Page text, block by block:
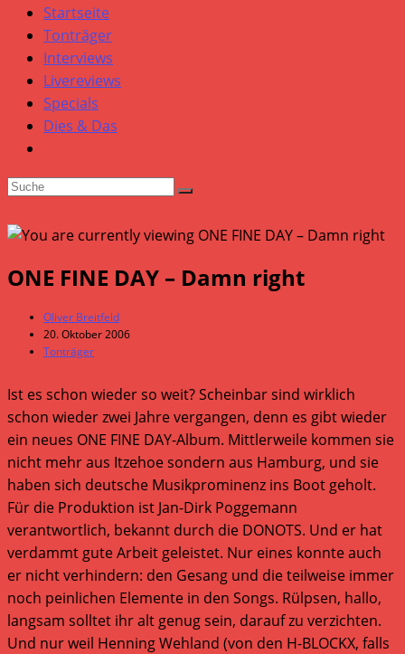
Startseite
Tonträger
Interviews
Livereviews
Specials
Dies & Das
ONE FINE DAY – Damn right
Beitrags-
Autor:
Oliver Breitfeld
Beitrag
veröffentlicht:
20. Oktober 2006
Beitrags-
Tonträger
Ist es schon wieder so weit? Scheinbar sind wirklich
schon wieder zwei Jahre vergangen, denn es gibt wieder
ein neues ONE FINE DAY-Album. Mittlerweile kommen sie
nicht mehr aus Itzehoe sondern aus Hamburg, und sie
haben sich deutsche Musikprominenz ins Boot geholt.
Für die Produktion ist Jan-Dirk Poggemann
verantwortlich, bekannt durch die DONOTS. Und er hat
verdammt gute Arbeit geleistet. Nur eines konnte auch
er nicht verhindern: den Gesang und die teilweise immer
noch peinlichen Elemente in den Songs. Rülpsen, hallo,
langsam solltet ihr alt genug sein, darauf zu verzichten.
Und nur weil Henning Wehland (von den H-BLOCKX, falls